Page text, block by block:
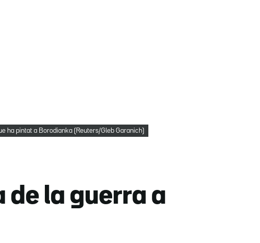
ha pintat a Borodianka (Reuters/Gleb Garanich)
de la guerra a